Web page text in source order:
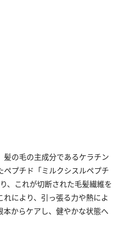
の毛の主成分であるケラチン
ペプチド「ミルクシスルペプチ
、これが切断された毛髪繊維を
により、引っ張る力や熱によ
本からケアし、健やかな状態へ